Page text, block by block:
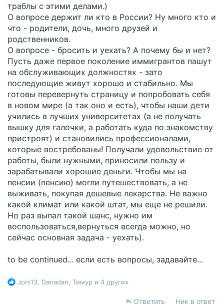
траблы с этими делами.)
О вопросе держит ли кто в России? Ну много кто и
что - родители, дочь, много друзей и
родственников.
О вопросе - бросить и уехать? А почему бы и нет?
Пусть даже первое поколение иммигрантов пашут
на обслуживающих должностях - зато
последующие живут хорошо и стабильно. Мы
готовы перевернуть страницу и попробовать себя
в новом мире (а так оно и есть), чтобы наши дети
учились в лучших университетах (а не получать
вышку для галочки, а работать куда по знакомству
пристроят) и становились профессионалами,
которые востребованы! Получали удовольствие от
работы, были нужными, приносили пользу и
зарабатывали хорошие деньги. Чтобы мы на
пенсии (пенсию) могли путешествовать, а не
выживать, покупая дешевые лекарства. Не важно
какой климат или какой штат, мы еще не решили.
Но раз выпал такой шанс, нужно им
воспользоваться,вернуться всегда можно, но
сейчас основная задача - уехать).
to be continued... если есть вопросы, задавайте...
Р
Joni13 Dariadan Тимур и 4 других
Ответить Ник в ответ